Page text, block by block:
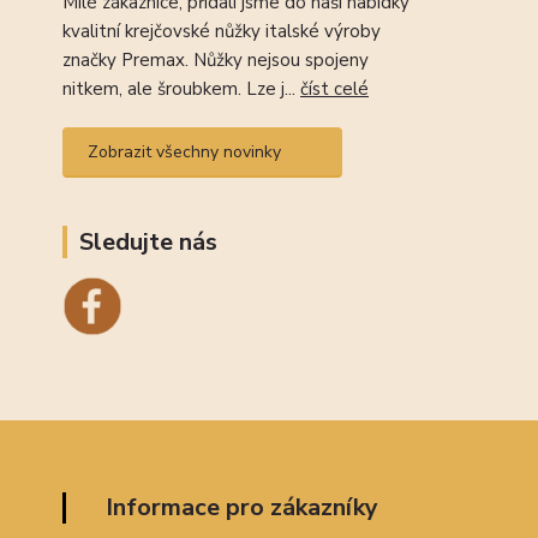
kvalitní krejčovské nůžky italské výroby
značky Premax. Nůžky nejsou spojeny
nitkem, ale šroubkem. Lze j... číst celé
Zobrazit všechny novinky
Sledujte nás
Informace pro zákazníky